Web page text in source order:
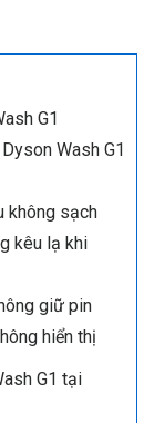
G1
Wash G1
không sạch
kêu lạ khi
giữ pin
hiển thị
G1 tại